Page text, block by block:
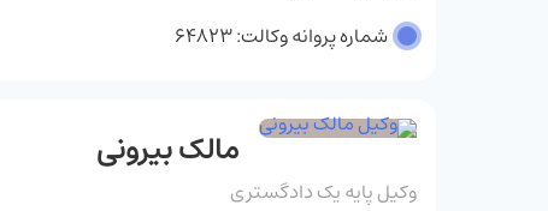
شماره پروانه وکالت: 64823
مالک بیرونی
وکیل پایه یک دادگستری